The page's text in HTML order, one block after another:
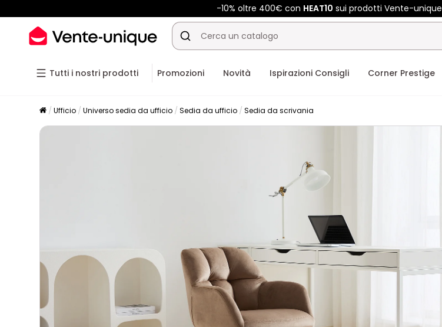
-10% oltre 400€ con HEAT10 sui prodotti Vente-unique
Tutti i nostri prodotti Promozioni Novità Ispirazioni Consigli Corner Prestige
Ufficio Universo sedia da ufficio Sedia da ufficio Sedia da scrivania